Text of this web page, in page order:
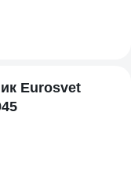
Eurosvet